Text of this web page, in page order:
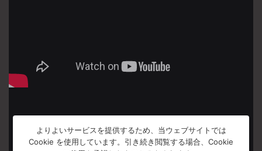
よりよいサービスを提供するため、当ウェブサイトでは
Cookie を使用しています。引き続き閲覧する場合、Cookie